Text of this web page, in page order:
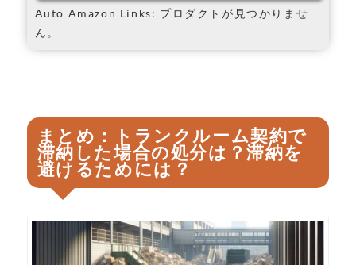
Auto Amazon Links: プロダクトが見つかりませ
ん。
まとめ：トランクルーム契約で
滞納した場合の処分は？滞納を
避けるためには？